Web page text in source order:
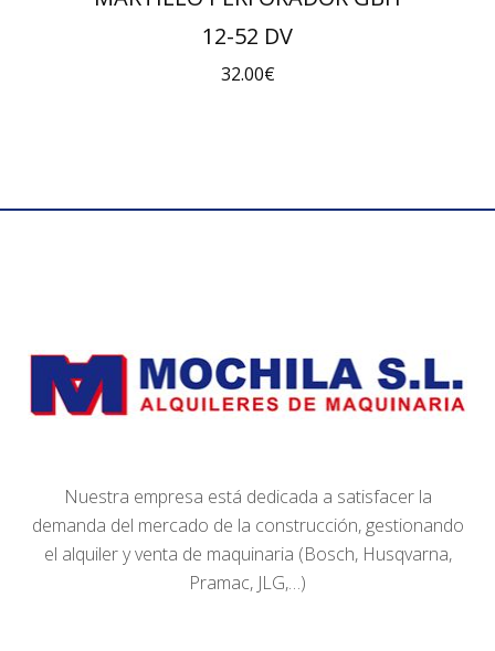
12-52 DV
32.00€
Nuestra empresa está dedicada a satisfacer la
demanda del mercado de la construcción, gestionando
el alquiler y venta de maquinaria (Bosch, Husqvarna,
Pramac, JLG,…)